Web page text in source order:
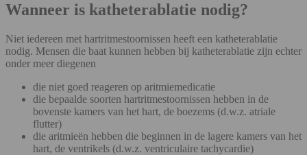
Wanneer is katheterablatie nodig?
Niet iedereen met hartritmestoornissen heeft een katheterablatie
nodig. Mensen die baat kunnen hebben bij katheterablatie zijn echter
onder meer diegenen
die niet goed reageren op aritmiemedicatie
die bepaalde soorten hartritmestoornissen hebben in de
bovenste kamers van het hart, de boezems (d.w.z. atriale
flutter)
die aritmieën hebben die beginnen in de lagere kamers van het
hart, de ventrikels (d.w.z. ventriculaire tachycardie)